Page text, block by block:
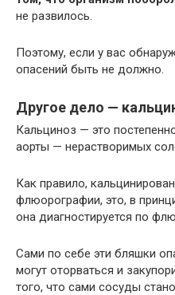
не развилось.
Поэтому, если у вас
опасений быть не должно.
Другое дело —
Кальциноз — это
аорты — нерастворимых
Как правило,
флюорографии, это, в
она диагностируется по
Сами по себе эти бляшки
могут оторваться и
того, что сами сосуды